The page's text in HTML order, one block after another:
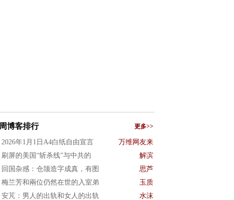
博客排行 更多>>
2026年1月1日A4白纸自由宣言 万维网友来
刷屏的美国“斩杀线”与中共的 解滨
回国杂感：仓颉造字成真，有图 思芦
梅兰芳和兩位仍然在世的入室弟 玉质
安芃：男人的出轨和女人的出轨 水沫